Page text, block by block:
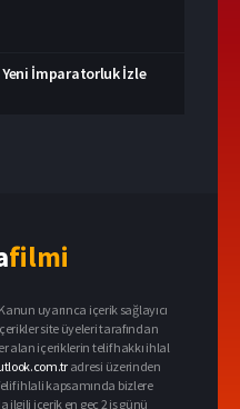
İmparatorluk İzle
filmi
uyarınca içerik sağlayıcı
site üyeleri tarafından
alan içeriklerin telif hakkı ihlal
adresi üzerinden
ihlali kapsamında bizlere
içerik en geç 2 iş günü